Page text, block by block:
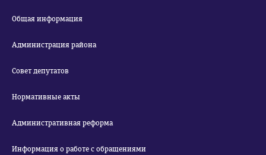
Общая информация
Администрация района
Совет депутатов
Нормативные акты
Административная реформа
Информация о работе с обращениями